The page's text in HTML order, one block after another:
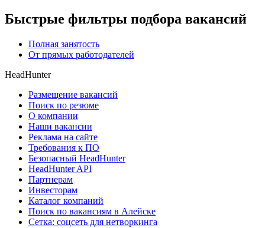
Быстрые фильтры подбора вакансий
Полная занятость
От прямых работодателей
HeadHunter
Размещение вакансий
Поиск по резюме
О компании
Наши вакансии
Реклама на сайте
Требования к ПО
Безопасный HeadHunter
HeadHunter API
Партнерам
Инвесторам
Каталог компаний
Поиск по вакансиям в Алейске
Сетка: соцсеть для нетворкинга